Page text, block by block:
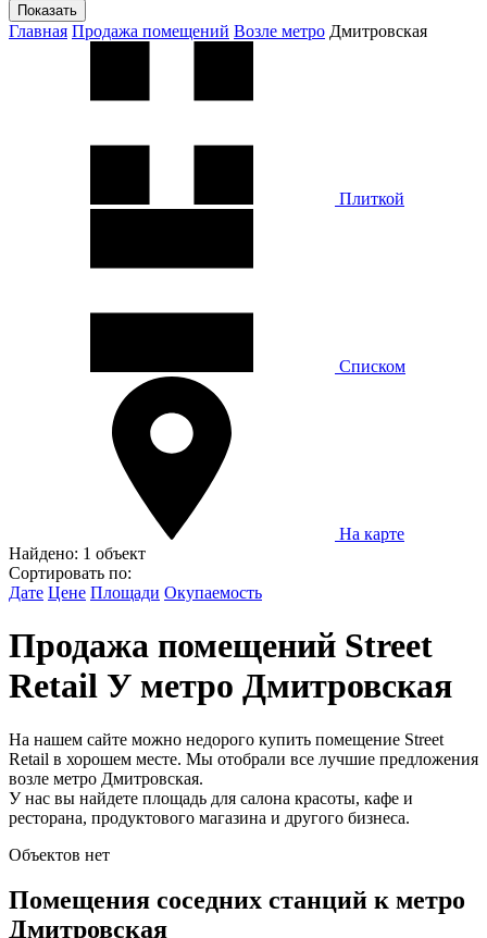
Показать
Главная Продажа помещений Возле метро Дмитровская
Плиткой
Списком
На карте
Найдено: 1 объект
Сортировать по:
Дате Цене Площади Окупаемость
Продажа помещений Street
Retail У метро Дмитровская
На нашем сайте можно недорого купить помещение Street
Retail в хорошем месте. Мы отобрали все лучшие предложения
возле метро Дмитровская.
У нас вы найдете площадь для салона красоты, кафе и
ресторана, продуктового магазина и другого бизнеса.
Объектов нет
Помещения соседних станций к метро
Дмитровская